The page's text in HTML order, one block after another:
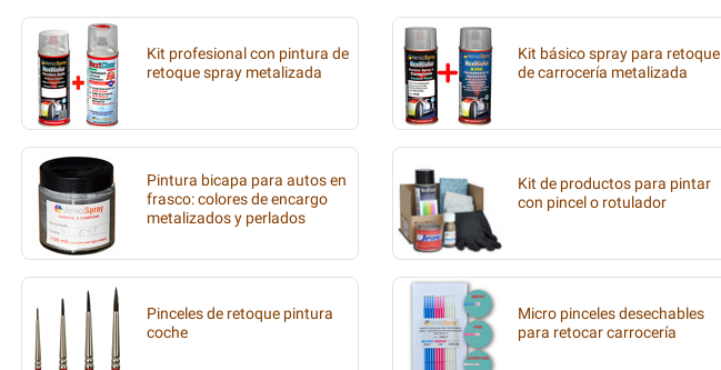
Kit profesional con pintura de
retoque spray metalizada
Kit básico spray para retoque
de carrocería metalizada
Pintura bicapa para autos en
frasco: colores de encargo
metalizados y perlados
Kit de productos para pintar
con pincel o rotulador
Pinceles de retoque pintura
coche
Micro pinceles desechables
para retocar carrocería